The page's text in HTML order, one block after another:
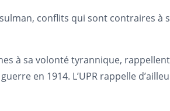
conflits qui sont contraires à
à sa volonté tyrannique,
en 1914. L’UPR rappelle